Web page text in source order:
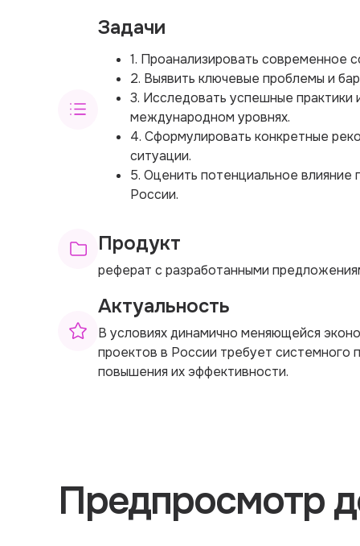
Задачи
1. Проанализировать современное
2. Выявить ключевые проблемы и
3. Исследовать успешные практики
международном уровнях.
4. Сформулировать конкретные
ситуации.
5. Оценить потенциальное
России.
Продукт
реферат с разработанными
Актуальность
В условиях динамично меняющейся
проектов в России требует системного
повышения их эффективности.
Предпросмотр